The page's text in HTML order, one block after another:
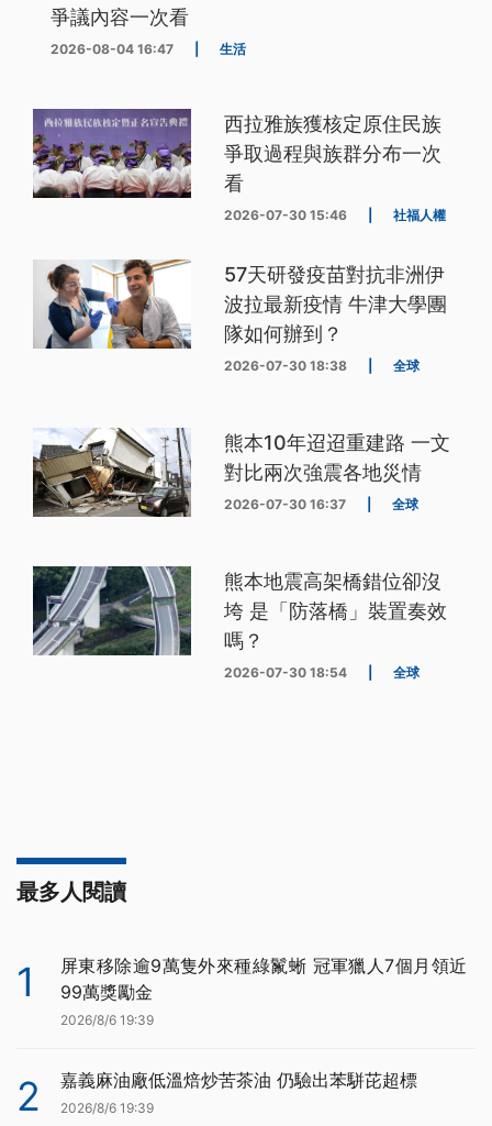
爭議內容一次看
2026-08-04 16:47 生活
西拉雅族獲核定原住民族
爭取過程與族群分布一次
看
2026-07-30 15:46 社福人權
57天研發疫苗對抗非洲伊
波拉最新疫情 牛津大學團
隊如何辦到？
2026-07-30 18:38 全球
熊本10年迢迢重建路 一文
對比兩次強震各地災情
2026-07-30 16:37 全球
熊本地震高架橋錯位卻沒
垮 是「防落橋」裝置奏效
嗎？
2026-07-30 18:54 全球
最多人閱讀
1
屏東移除逾9萬隻外來種綠鬣蜥 冠軍獵人7個月領近
99萬獎勵金
2026/8/6 19:39
2 嘉義麻油廠低溫焙炒苦茶油 仍驗出苯駢芘超標
2026/8/6 19:39